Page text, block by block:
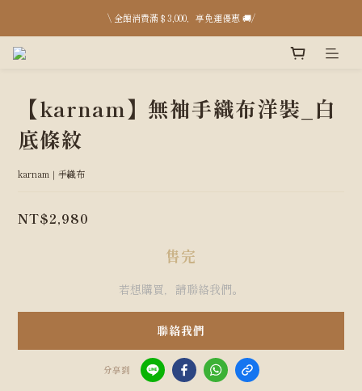
台中店 8月開放日：8/15、16、17、29、30、31 pm13:00-18:00；台北快閃 8/22、23
\ 全館消費滿＄3,000，享免運優惠 🚚/
台中店 8月開放日：8/15、16、17、29、30、31 pm13:00-18:00；台北快閃 8/22、23
【karnam】無袖手織布洋裝_白
底條紋
karnam｜手織布
NT$2,980
售完
若想購買，請聯絡我們。
聯絡我們
分享到